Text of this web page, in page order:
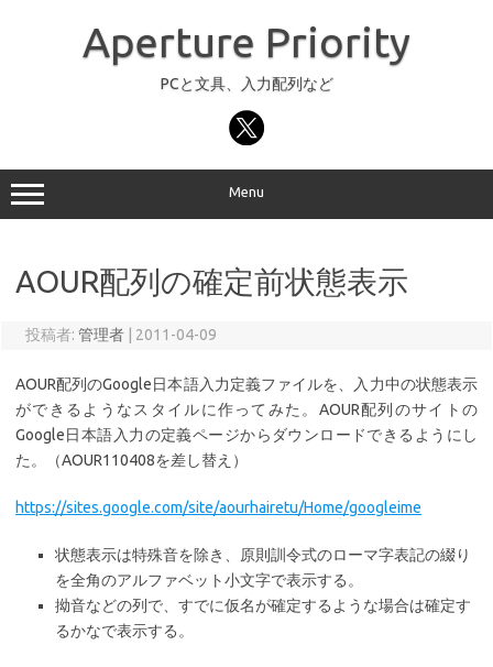
Aperture Priority
PCと文具、入力配列など
Menu
AOUR配列の確定前状態表示
投稿者: 管理者 2011-04-09
AOUR配列のGoogle日本語入力定義ファイルを、入力中の状態表示
ができるようなスタイルに作ってみた。AOUR配列のサイトの
Google日本語入力の定義ページからダウンロードできるようにし
た。（AOUR110408を差し替え）
https://sites.google.com/site/aourhairetu/Home/googleime
状態表示は特殊音を除き、原則訓令式のローマ字表記の綴り
を全角のアルファベット小文字で表示する。
拗音などの列で、すでに仮名が確定するような場合は確定す
るかなで表示する。